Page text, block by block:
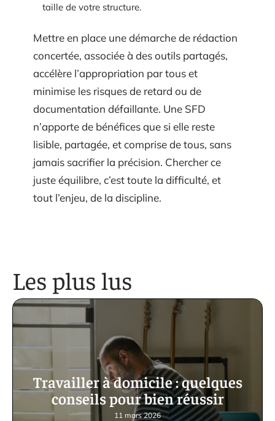
taille de votre structure.
Mettre en place une démarche de rédaction
concertée, associée à des outils partagés,
accélère l’appropriation par tous et
minimise les risques de retard ou de
documentation défaillante. Une SFD
n’apporte de bénéfices que si elle reste
lisible, partagée, et comprise de tous, sans
jamais sacrifier la précision. Chercher ce
juste équilibre, c’est toute la difficulté, et
tout l’enjeu, de la discipline.
Les plus lus
Travailler à domicile : quelques
conseils pour bien réussir
11 mars 2026